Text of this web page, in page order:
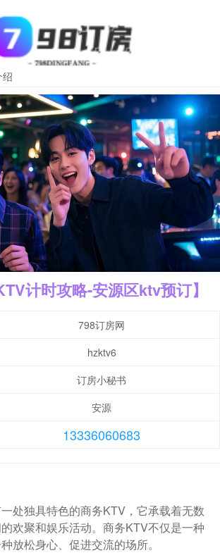
绍
计时攻略-安源区ktv预订】
798订房网
hzktv6
订房小秘书
安源
13336060683
处独具特色的商务KTV，它承载着无数
欢聚和娱乐活动。商务KTV不仅是一种
放松身心、促进交流的场所。